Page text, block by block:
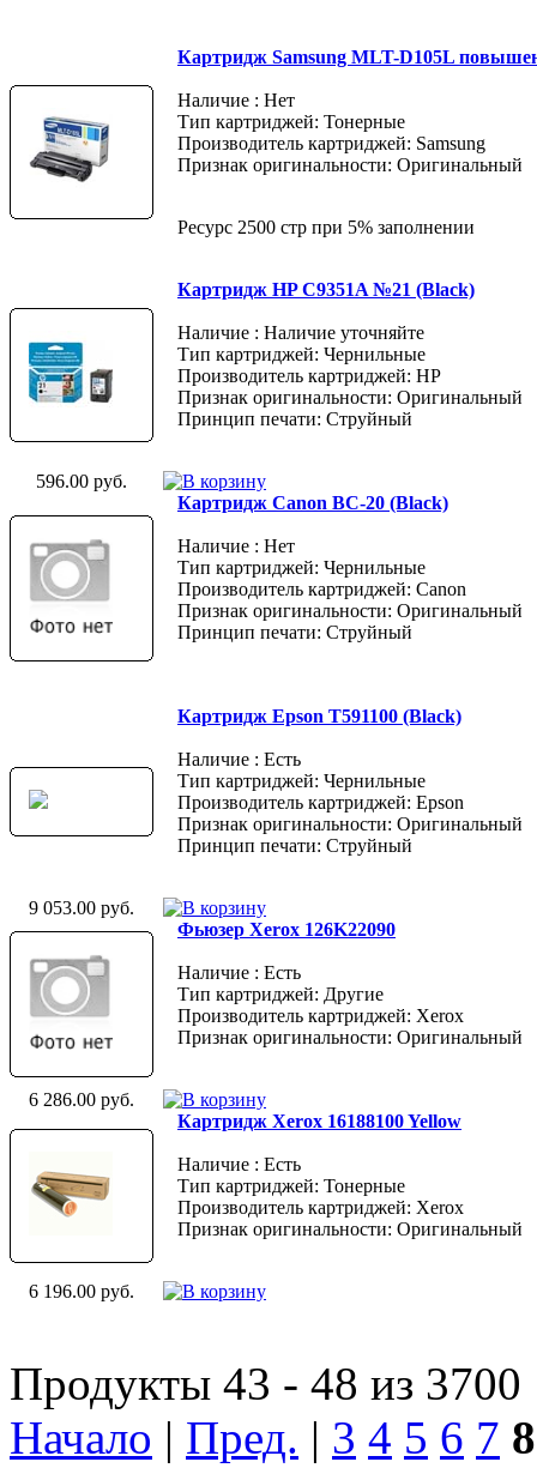
Картридж Samsung MLT-D105L
Наличие : Нет
Тип картриджей: Тонерные
Производитель картриджей: Samsung
Признак оригинальности: Оригинальный
Ресурс 2500 стр при 5% заполнении
Картридж HP C9351A №21 (Black)
Наличие : Наличие уточняйте
Тип картриджей: Чернильные
Производитель картриджей: HP
Признак оригинальности: Оригинальный
Принцип печати: Струйный
596.00 руб.
Картридж Canon BC-20 (Black)
Наличие : Нет
Тип картриджей: Чернильные
Производитель картриджей: Canon
Признак оригинальности: Оригинальный
Принцип печати: Струйный
Картридж Epson T591100 (Black)
Наличие : Есть
Тип картриджей: Чернильные
Производитель картриджей: Epson
Признак оригинальности: Оригинальный
Принцип печати: Струйный
9 053.00 руб.
Фьюзер Xerox 126K22090
Наличие : Есть
Тип картриджей: Другие
Производитель картриджей: Xerox
Признак оригинальности: Оригинальный
6 286.00 руб.
Картридж Xerox 16188100 Yellow
Наличие : Есть
Тип картриджей: Тонерные
Производитель картриджей: Xerox
Признак оригинальности: Оригинальный
6 196.00 руб.
Продукты 43 - 48 из 3700
Начало | Пред. | 3 4 5 6 7 8